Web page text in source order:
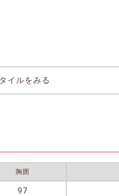
イルをみる
胸囲
97